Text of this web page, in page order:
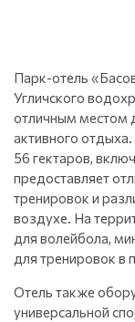
Парк-отель
Угличского
отличным местом
активного
56 гектаров,
предоставляет
тренировок и
воздухе. На
для волейбола,
для тренировок в
Отель также
универсальной